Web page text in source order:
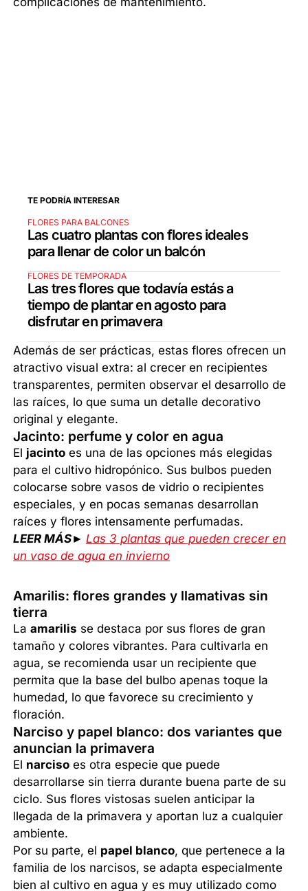
TE PODRÍA INTERESAR
FLORES PARA BALCONES
Las cuatro plantas con flores ideales
para llenar de color un balcón
FLORES DE TEMPORADA
Las tres flores que todavía estás a
tiempo de plantar en agosto para
disfrutar en primavera
Además de ser prácticas, estas flores ofrecen un
atractivo visual extra: al crecer en recipientes
transparentes, permiten observar el desarrollo de
las raíces, lo que suma un detalle decorativo
original y elegante.
Jacinto: perfume y color en agua
El jacinto es una de las opciones más elegidas
para el cultivo hidropónico. Sus bulbos pueden
colocarse sobre vasos de vidrio o recipientes
especiales, y en pocas semanas desarrollan
raíces y flores intensamente perfumadas.
LEER MÁS►Las 3 plantas que pueden crecer en
un vaso de agua en invierno
Amarilis: flores grandes y llamativas sin
tierra
Laamarilis se destaca por sus flores de gran
tamaño y colores vibrantes. Para cultivarla en
agua, se recomienda usar un recipiente que
permita que la base del bulbo apenas toque la
humedad, lo que favorece su crecimiento y
floración.
Narciso y papel blanco: dos variantes que
anuncian la primavera
El narciso es otra especie que puede
desarrollarse sin tierra durante buena parte de su
ciclo. Sus flores vistosas suelen anticipar la
llegada de la primavera y aportan luz a cualquier
ambiente.
Por su parte, el papel blanco, que pertenece a la
familia de los narcisos, se adapta especialmente
bien al cultivo en agua y es muy utilizado como